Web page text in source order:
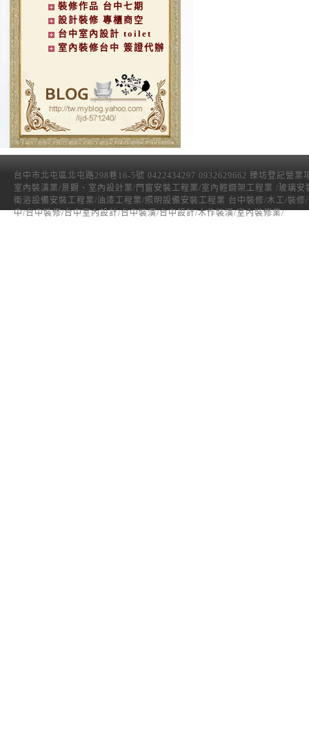
裝修作品 台中七期
設計裝修 專櫃商空
台中室內設計 toilet
室內裝修台中 簽證代辦
台中市北屯區北屯路298巷16-5號 0422434297 0932629662 臻坊登記營業
室內裝潢業/景觀、室內設計業/門窗安裝工程業/室內輕鋼架工程業 /玻璃安
衛浴設備安裝工程業/油漆工程業/照明設備安裝工程業 台中裝修/木工/裝修
中/台中裝修/台中室內設計/台中裝潢/台中設計/木作裝潢/室內裝修業/